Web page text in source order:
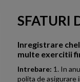
SFATURI
Inregistrare
multe exercitii
Intrebare: 1. In
polita de asigurare